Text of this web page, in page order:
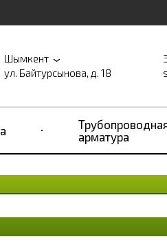
Шымкент
ул. Байтурсынова, д. 18
арматура